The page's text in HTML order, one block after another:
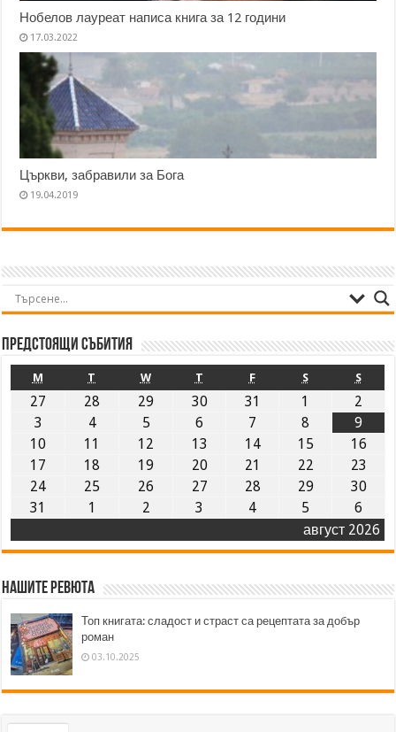
Нобелов лауреат написа книга за 12 години
17.03.2022
Църкви, забравили за Бога
19.04.2019
Предстоящи събития
август 2026
M T W T F S S
27 28 29 30 31 1
2
3
4 5 6 7 8
9
10
11 12 13 14 15
16
17
18 19 20 21 22
23
24
25 26 27 28 29
30
31
1 2 3 4 5 6
Нашите ревюта
Топ книгата: сладост и страст са рецептата за добър
роман
03.10.2025